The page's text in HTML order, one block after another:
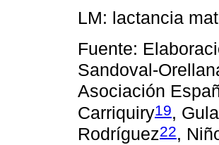
LM: lactancia
Fuente:
Sandoval-
Asociación
Carriquiry19,
Rodríguez22,